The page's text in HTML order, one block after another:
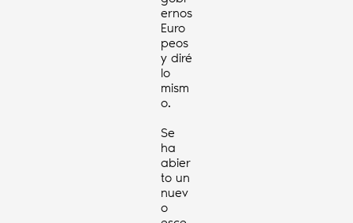
ernos
Euro
peos
y diré
lo
mism
o.
Se
ha
abier
to un
nuev
o